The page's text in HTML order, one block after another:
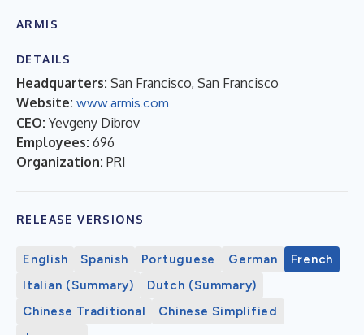
ARMIS
DETAILS
Headquarters: San Francisco, San Francisco
Website: www.armis.com
CEO: Yevgeny Dibrov
Employees: 696
Organization: PRI
RELEASE VERSIONS
English Spanish Portuguese German
French
Italian (Summary)
Dutch (Summary)
Chinese Traditional
Chinese Simplified